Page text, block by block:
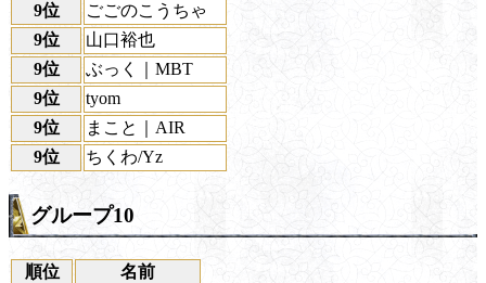
9位
ごごのこうちゃ
9位
山口裕也
9位
ぶっく｜MBT
9位
tyom
9位
まこと｜AIR
9位
ちくわ/Yz
グループ10
順位
名前